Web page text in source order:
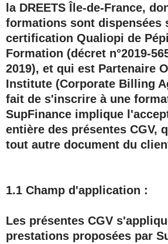
la DREETS Île-de-France,
formations sont dispensées
certification Qualiopi de
Formation (décret n°2019-
2019), et qui est Partenaire
Institute (Corporate Billing
fait de s'inscrire à une
SupFinance implique
entière des présentes CGV,
tout autre document du
1.1 Champ d'application :
Les présentes CGV
prestations proposées par